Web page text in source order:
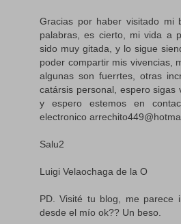
Gracias por haber visitado mi
palabras, es cierto, mi vida a
sido muy gitada, y lo sigue
poder compartir mis vivencias,
algunas son fuerrtes, otras
catársis personal, espero sigas
y espero estemos en
electronico
Salu2
Luigi Velaochaga de la O
PD. Visité tu blog, me parece
desde el mío ok?? Un beso.